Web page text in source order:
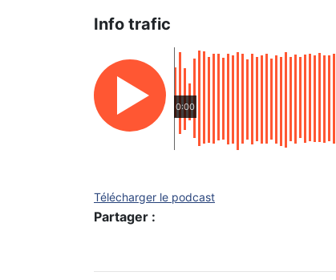
Info trafic
0:00
Télécharger le podcast
Partager :